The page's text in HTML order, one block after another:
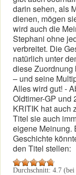
darin sehen, als
dienen, mögen
wird auch die
Stephani ohne
verbreitet. Die
natürlich unter
diese Zuordnung
– und seine
Alles wird gut! -
Oldtimer-GP und
KRITIK hat auch
Titel sie auch
eigene Meinung.
Geschichte
den Titel stellen:
Durchschnitt: 4.7 (bei